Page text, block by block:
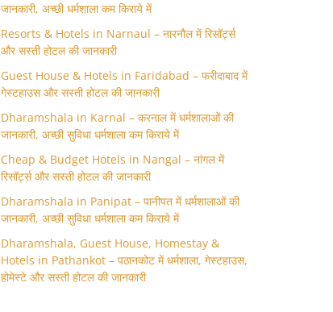
जानकारी, अच्छी धर्मशाला कम किराये में
Resorts & Hotels in Narnaul – नारनौल में रिसॉर्ट्स
और सस्ती होटल की जानकारी
Guest House & Hotels in Faridabad – फरीदाबाद में
गेस्टहाउस और सस्ती होटल की जानकारी
Dharamshala in Karnal – करनाल में धर्मशालाओं की
जानकारी, अच्छी सुविधा धर्मशाला कम किराये में
Cheap & Budget Hotels in Nangal – नांगल में
रिसॉर्ट्स और सस्ती होटल की जानकारी
Dharamshala in Panipat – पानीपत में धर्मशालाओं की
जानकारी, अच्छी सुविधा धर्मशाला कम किराये में
Dharamshala, Guest House, Homestay &
Hotels in Pathankot – पठानकोट में धर्मशाला, गेस्टहाउस,
होमेस्टे और सस्ती होटल की जानकारी